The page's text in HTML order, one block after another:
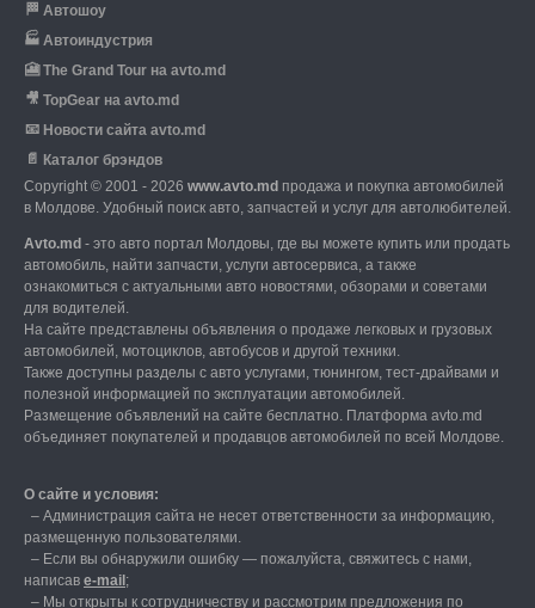
🏁 Автошоу
🏭 Автоиндустрия
🎦 The Grand Tour на avto.md
🎥 TopGear на avto.md
📧 Новости сайта avto.md
📄 Каталог брэндов
Copyright © 2001 - 2026 www.avto.md продажа и покупка автомобилей
в Молдове. Удобный поиск авто, запчастей и услуг для автолюбителей.
Avto.md - это авто портал Молдовы, где вы можете купить или продать
автомобиль, найти запчасти, услуги автосервиса, а также
ознакомиться с актуальными авто новостями, обзорами и советами
для водителей.
На сайте представлены объявления о продаже легковых и грузовых
автомобилей, мотоциклов, автобусов и другой техники.
Также доступны разделы с авто услугами, тюнингом, тест-драйвами и
полезной информацией по эксплуатации автомобилей.
Размещение объявлений на сайте бесплатно. Платформа avto.md
объединяет покупателей и продавцов автомобилей по всей Молдове.
О сайте и условия:
– Администрация сайта не несет ответственности за информацию,
размещенную пользователями.
– Если вы обнаружили ошибку — пожалуйста, свяжитесь с нами,
написав е-mail ;
– Мы открыты к сотрудничеству и рассмотрим предложения по